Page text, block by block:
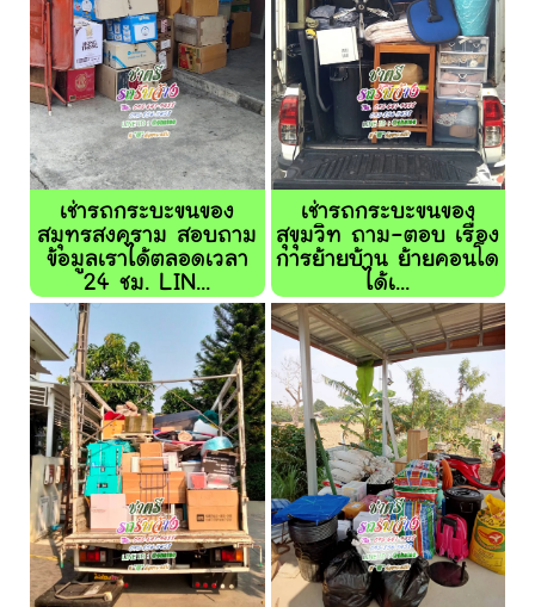
เช่ารถกระบะขนของ
สมุทรสงคราม สอบถาม
ข้อมูลเราได้ตลอดเวลา
24 ชม. LIN...
เช่ารถกระบะขนของ
สุขุมวิท ถาม-ตอบ เรื่อง
การย้ายบ้าน ย้ายคอนโด
ได้เ...